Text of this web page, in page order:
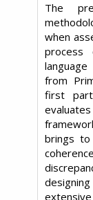
The
when
process
from
first
brings to